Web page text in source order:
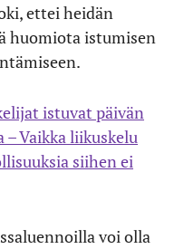
ettei heidän
huomiota istumisen
istuvat päivän
Vaikka liikuskelu
siihen ei
voi olla